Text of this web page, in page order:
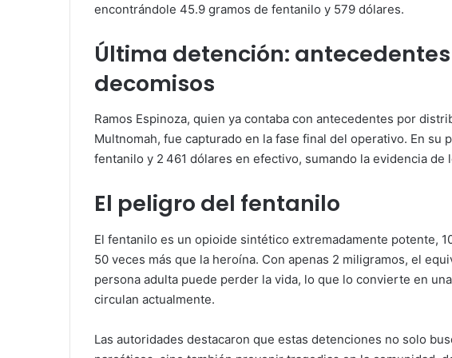
encontrándole 45.9 gramos de fentanilo y 579 dólares.
Última detención:
decomisos
Ramos Espinoza, quien ya contaba con antecedentes por
Multnomah, fue capturado en la fase final del operativo. En su
fentanilo y 2 461 dólares en efectivo, sumando la evidencia de
El peligro del fentanilo
El fentanilo es un opioide sintético extremadamente potente,
50 veces más que la heroína. Con apenas 2 miligramos, el
persona adulta puede perder la vida, lo que lo convierte en
circulan actualmente.
Las autoridades destacaron que estas detenciones no solo